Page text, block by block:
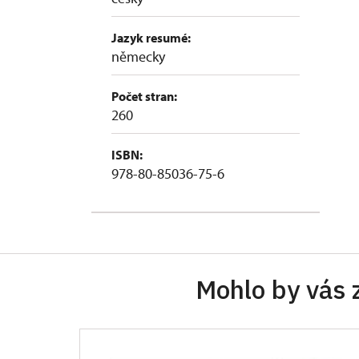
Jazyk resumé:
německy
Počet stran:
260
ISBN:
978-80-85036-75-6
Mohlo by vás